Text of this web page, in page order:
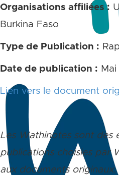
Organisations affiliées :
Burkina Faso
Type de Publication :
Date de publication : Mai
Lien vers le document
Les Wathinotes sont des
publications choisies par
aux documents